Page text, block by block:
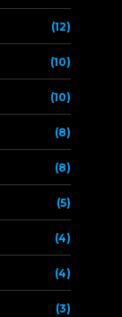
(12)
(10)
(10)
(8)
(8)
(5)
(4)
(4)
(3)